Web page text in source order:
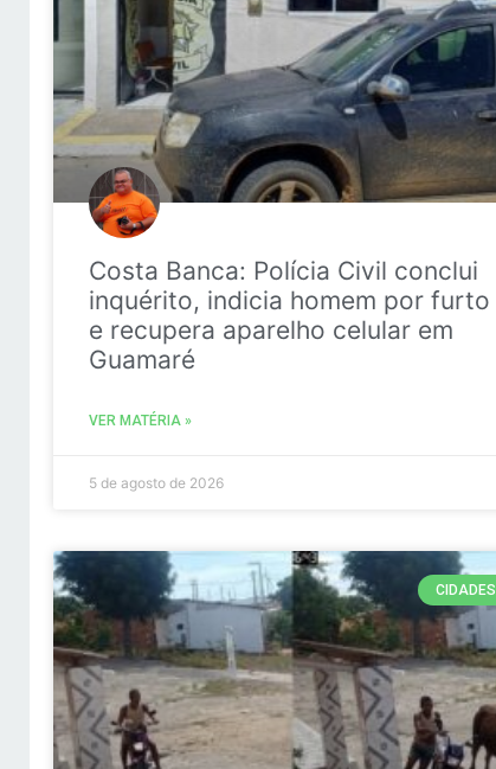
Costa Banca: Polícia Civil conclui
inquérito, indicia homem por furto
e recupera aparelho celular em
Guamaré
VER MATÉRIA »
5 de agosto de 2026
CIDADES